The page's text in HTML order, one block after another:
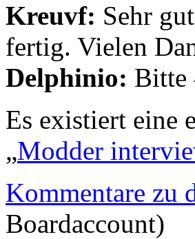
Kreuvf: Sehr
fertig. Vielen
Delphinio: Bitte
Es existiert eine
„Modder
Kommentare zu
Boardaccount)